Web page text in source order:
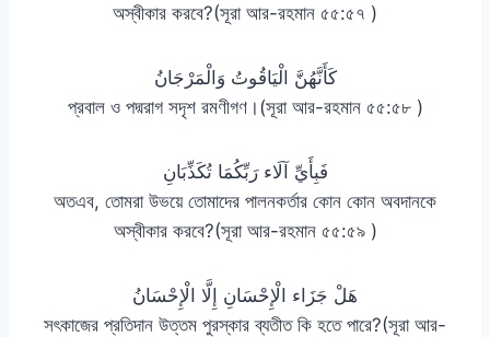
অস্বীকার করবে?(সূরা আর-রহমান ৫৫:৫৭ )
كَأَنَّهُنَّ الْيَاقُوتُ وَالْمَرْجَانُ
প্রবাল ও পদ্মরাগ সদৃশ রমণীগণ।(সূরা আর-রহমান ৫৫:৫৮ )
فَبِأَيِّ آلَاء رَبِّكُمَا تُكَذِّبَانِ
অতএব, তোমরা উভয়ে তোমাদের পালনকর্তার কোন কোন অবদানকে
অস্বীকার করবে?(সূরা আর-রহমান ৫৫:৫৯ )
هَلْ جَزَاء الْإِحْسَانِ إِلَّا الْإِحْسَانُ
সৎকাজের প্রতিদান উত্তম পুরস্কার ব্যতীত কি হতে পারে?(সূরা আর-